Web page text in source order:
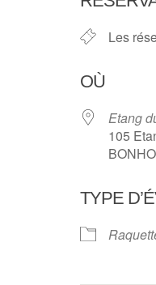
Les
OÙ
Etang
105
TYPE